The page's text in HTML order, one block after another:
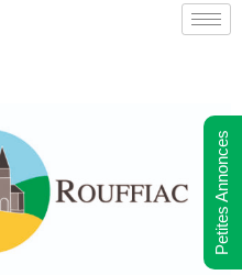
Petites Annonces